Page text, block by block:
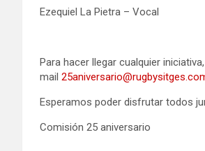
Ezequiel La Pietra – Vocal
Para hacer llegar cualquier
mail
Esperamos poder disfrutar todos
Comisión 25 aniversario